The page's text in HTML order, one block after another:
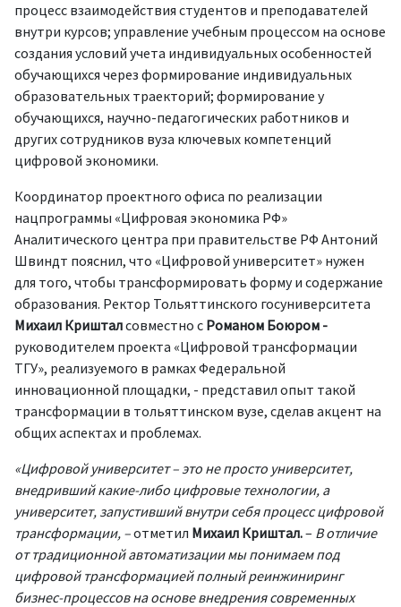
процесс взаимодействия студентов и преподавателей
внутри курсов; управление учебным процессом на основе
создания условий учета индивидуальных особенностей
обучающихся через формирование индивидуальных
образовательных траекторий; формирование у
обучающихся, научно-педагогических работников и
других сотрудников вуза ключевых компетенций
цифровой экономики.
Координатор проектного офиса по реализации
нацпрограммы «Цифровая экономика РФ»
Аналитического центра при правительстве РФ Антоний
Швиндт пояснил, что «Цифровой университет» нужен
для того, чтобы трансформировать форму и содержание
образования. Ректор Тольяттинского госуниверситета
Михаил Кришталсовместно с Романом Боюром -
руководителем проекта «Цифровой трансформации
ТГУ», реализуемого в рамках Федеральной
инновационной площадки, - представил опыт такой
трансформации в тольяттинском вузе, сделав акцент на
общих аспектах и проблемах.
«Цифровой университет – это не просто университет,
внедривший какие-либо цифровые технологии, а
университет, запустивший внутри себя процесс цифровой
трансформации, –отметил Михаил Криштал.– В отличие
от традиционной автоматизации мы понимаем под
цифровой трансформацией полный реинжиниринг
бизнес-процессов на основе внедрения современных